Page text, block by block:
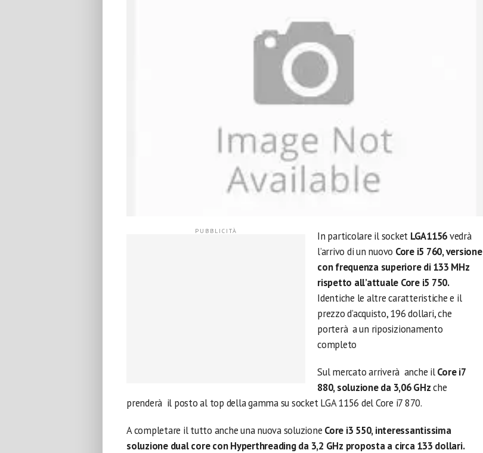
In particolare il socket LGA1156vedrà
l’arrivo di un nuovo Core i5 760, versione
con frequenza superiore di 133 MHz
rispetto all’attuale Core i5 750.
Identiche le altre caratteristiche e il
prezzo d’acquisto, 196 dollari, che
porterà a un riposizionamento
completo
Sul mercato arriverà anche ilCore i7
880, soluzione da 3,06 GHzche
prenderà il posto al top della gamma su socket LGA 1156 del Core i7 870.
A completare il tutto anche una nuova soluzione Core i3 550, interessantissima
soluzione dual core con Hyperthreading da 3,2 GHz proposta a circa 133 dollari.